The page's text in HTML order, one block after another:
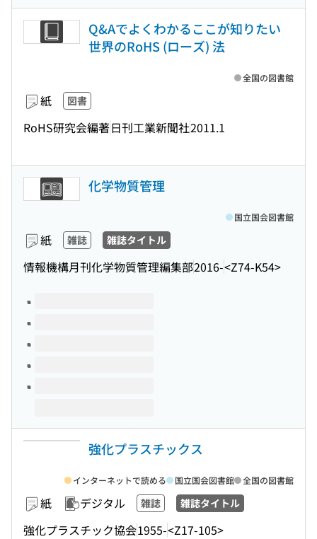
Q&Aでよくわかるここが知りたい
世界のRoHS (ローズ) 法
紙 図書
RoHS研究会編著日刊工業新聞社2011.1
全国の図書館
化学物質管理
紙 雑誌 雑誌タイトル
情報機構月刊化学物質管理編集部2016-<Z74-K54>
国立国会図書館
このタイトルの巻号
強化プラスチックス
紙 デジタル 雑誌 雑誌タイトル
強化プラスチック協会1955-<Z17-105>
インターネットで読める 国立国会図書館 全国の図書館